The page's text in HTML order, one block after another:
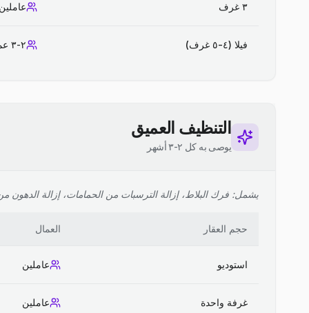
٣ غرف عاملين
فيلا (٤-٥ غرف) ٢-٣ عمال
التنظيف العميق
يوصى به كل ٢-٣ أشهر
يشمل: فرك البلاط، إزالة الترسبات من الحمامات، إزالة الدهون
حجم العقار العمال
استوديو عاملين
غرفة واحدة عاملين